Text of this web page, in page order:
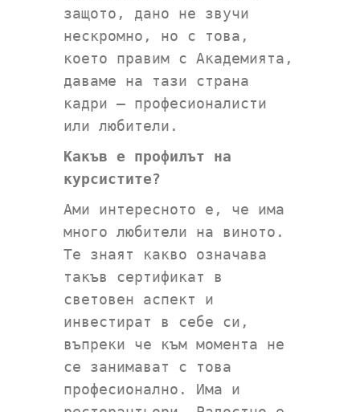
защото, дано не звучи
нескромно, но с това,
което правим с Академията,
даваме на тази страна
кадри – професионалисти
или любители.
Какъв е профилът на
курсистите?
Ами интересното е, че има
много любители на виното.
Те знаят какво означава
такъв сертификат в
световен аспект и
инвестират в себе си,
въпреки че към момента не
се занимават с това
професионално. Има и